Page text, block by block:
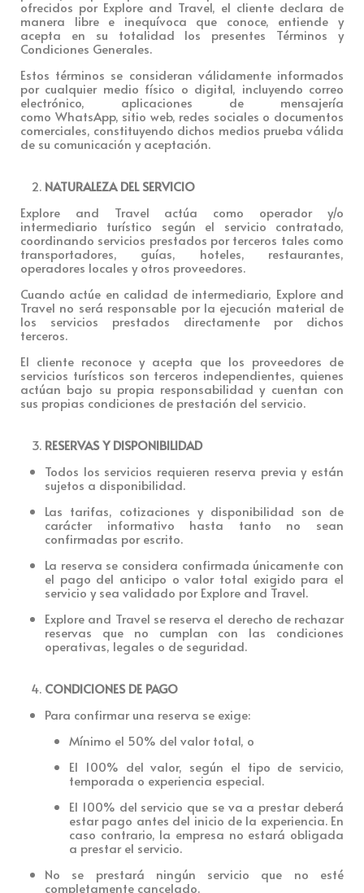
ofrecidos por Explore and Travel, el cliente declara de
manera libre e inequívoca que conoce, entiende y
acepta en su totalidad los presentes Términos y
Condiciones Generales.
Estos términos se consideran válidamente informados
por cualquier medio físico o digital, incluyendo correo
electrónico, aplicaciones de mensajería
como WhatsApp, sitio web, redes sociales o documentos
comerciales, constituyendo dichos medios prueba válida
de su comunicación y aceptación.
NATURALEZA DEL SERVICIO
Explore and Travel actúa como operador y/o
intermediario turístico según el servicio contratado,
coordinando servicios prestados por terceros tales como
transportadores, guías, hoteles, restaurantes,
operadores locales y otros proveedores.
Cuando actúe en calidad de intermediario, Explore and
Travel no será responsable por la ejecución material de
los servicios prestados directamente por dichos
terceros.
El cliente reconoce y acepta que los proveedores de
servicios turísticos son terceros independientes, quienes
actúan bajo su propia responsabilidad y cuentan con
sus propias condiciones de prestación del servicio.
RESERVAS Y DISPONIBILIDAD
Todos los servicios requieren reserva previa y están
sujetos a disponibilidad.
Las tarifas, cotizaciones y disponibilidad son de
carácter informativo hasta tanto no sean
confirmadas por escrito.
La reserva se considera confirmada únicamente con
el pago del anticipo o valor total exigido para el
servicio y sea validado por Explore and Travel.
Explore and Travel se reserva el derecho de rechazar
reservas que no cumplan con las condiciones
operativas, legales o de seguridad.
CONDICIONES DE PAGO
Para confirmar una reserva se exige:
Mínimo el 50% del valor total, o
El 100% del valor, según el tipo de servicio,
temporada o experiencia especial.
El 100% del servicio que se va a prestar deberá
estar pago antes del inicio de la experiencia. En
caso contrario, la empresa no estará obligada
a prestar el servicio.
No se prestará ningún servicio que no esté
completamente cancelado.